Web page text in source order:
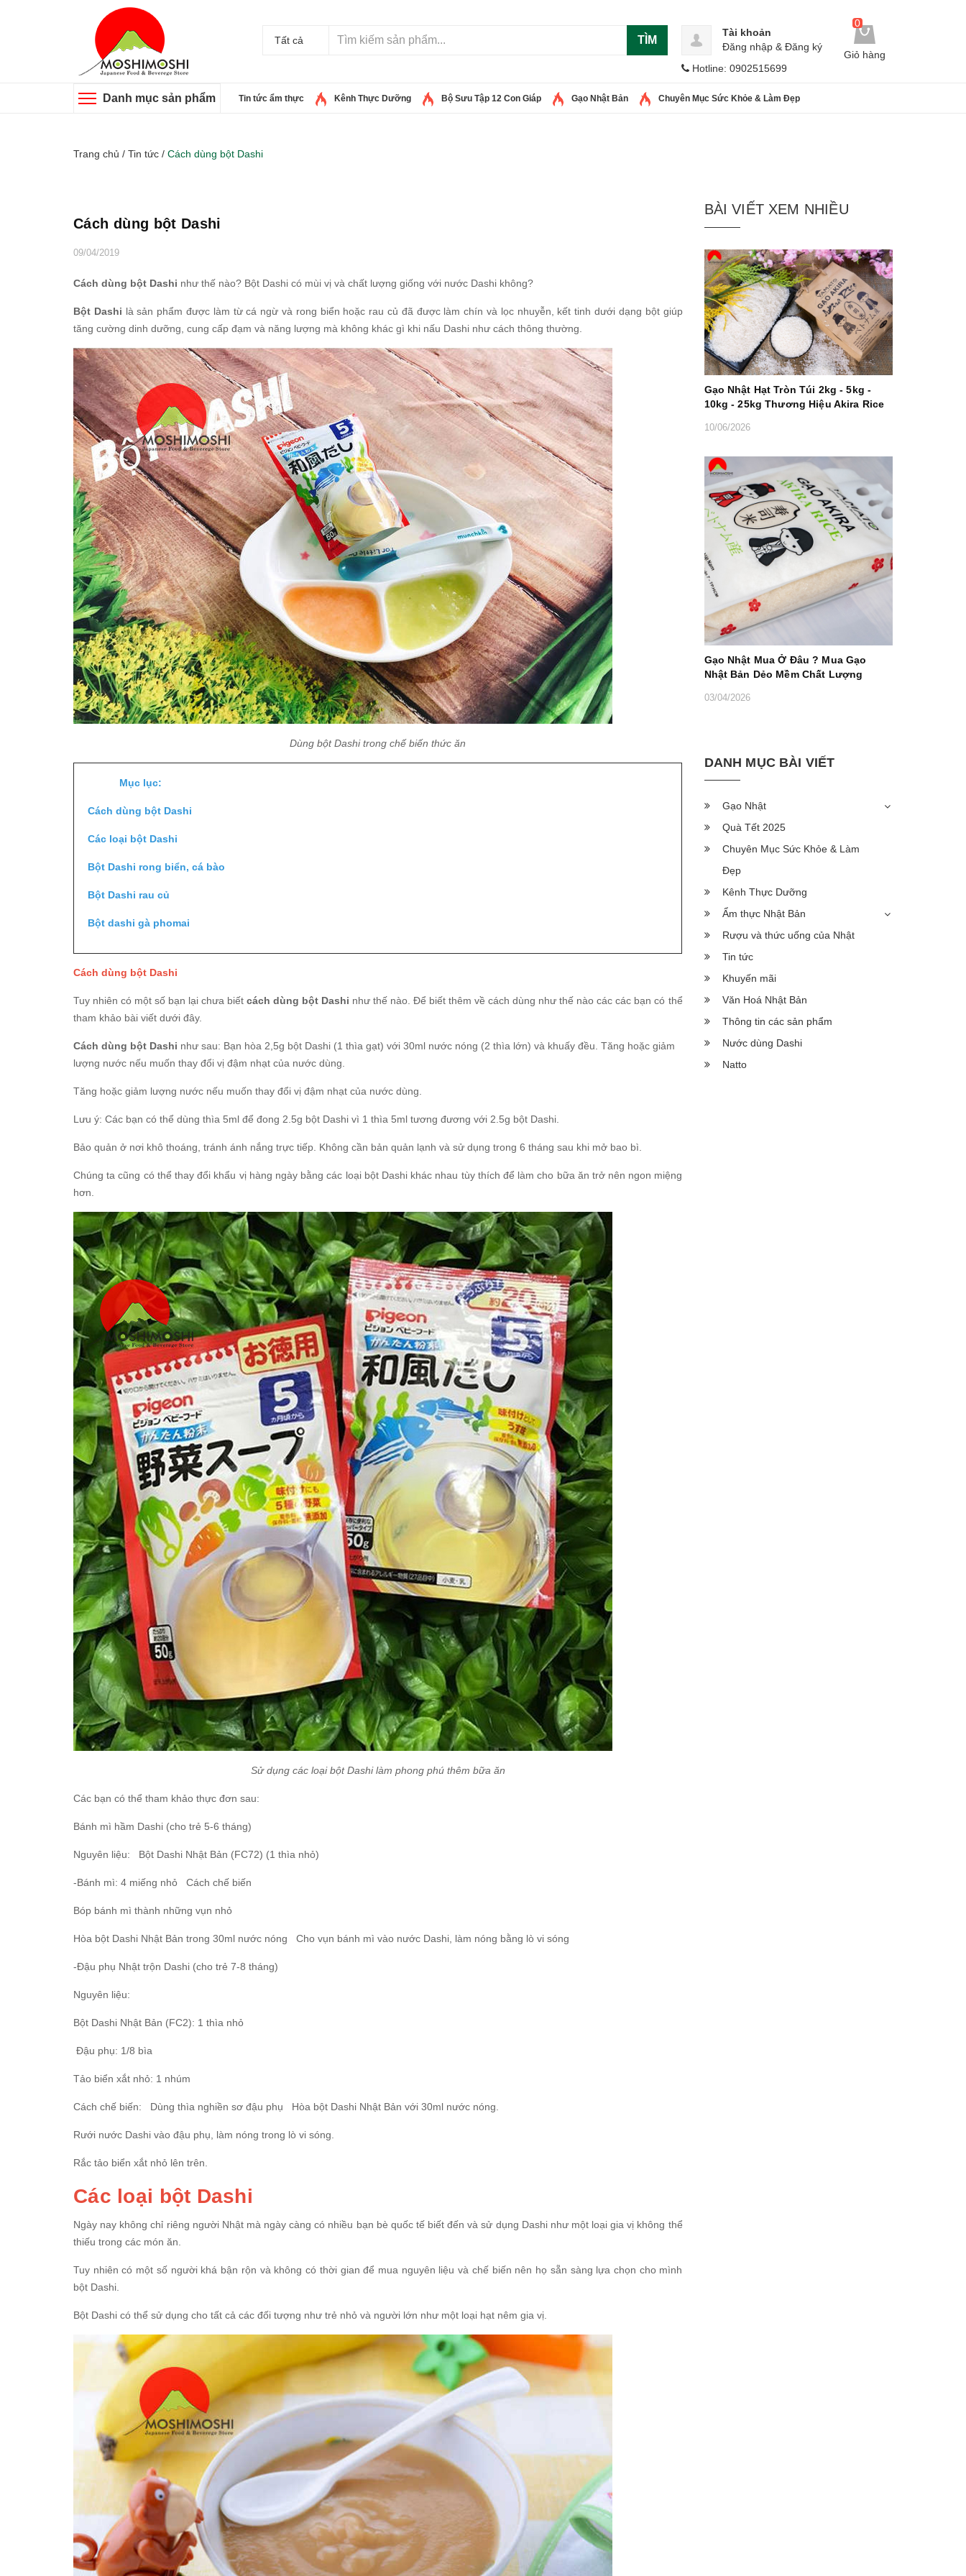
Tất cả TÌM
0
Giỏ hàng
Tài khoản
Đăng nhập & Đăng ký
Hotline: 0902515699
Danh mục sản phẩm Tin tức ẩm thực Kênh Thực Dưỡng Bộ Sưu Tập 12 Con Giáp Gạo Nhật Bản Chuyên Mục Sức Khỏe & Làm Đẹp
Trang chủ / Tin tức / Cách dùng bột Dashi
Cách dùng bột Dashi
09/04/2019
Cách dùng bột Dashi như thế nào? Bột Dashi có mùi vị và chất lượng giống với nước Dashi không?
Bột Dashi là sản phẩm được làm từ cá ngừ và rong biển hoặc rau củ đã được làm chín và lọc nhuyễn, kết tinh dưới dạng bột giúp
tăng cường dinh dưỡng, cung cấp đạm và năng lượng mà không khác gì khi nấu Dashi như cách thông thường.
Dùng bột Dashi trong chế biến thức ăn
Mục lục:
Cách dùng bột Dashi
Các loại bột Dashi
Bột Dashi rong biển, cá bào
Bột Dashi rau củ
Bột dashi gà phomai
Cách dùng bột Dashi
Tuy nhiên có một số bạn lại chưa biếtcách dùng bột Dashi như thế nào. Để biết thêm về cách dùng như thế nào các các bạn có thể
tham khảo bài viết dưới đây.
Cách dùng bột Dashi như sau: Bạn hòa 2,5g bột Dashi (1 thìa gạt) với 30ml nước nóng (2 thìa lớn) và khuấy đều. Tăng hoặc giảm
lượng nước nếu muốn thay đổi vị đậm nhạt của nước dùng.
Tăng hoặc giảm lượng nước nếu muốn thay đổi vị đậm nhạt của nước dùng.
Lưu ý: Các bạn có thể dùng thìa 5ml để đong 2.5g bột Dashi vì 1 thìa 5ml tương đương với 2.5g bột Dashi.
Bảo quản ở nơi khô thoáng, tránh ánh nắng trực tiếp. Không cần bản quản lạnh và sử dụng trong 6 tháng sau khi mở bao bì.
Chúng ta cũng có thể thay đổi khẩu vị hàng ngày bằng các loại bột Dashi khác nhau tùy thích để làm cho bữa ăn trở nên ngon miệng
hơn.
Sử dụng các loại bột Dashi làm phong phú thêm bữa ăn
Các bạn có thể tham khảo thực đơn sau:
Bánh mì hầm Dashi (cho trẻ 5-6 tháng)
Nguyên liệu: Bột Dashi Nhật Bản (FC72) (1 thìa nhỏ)
-Bánh mì: 4 miếng nhỏ Cách chế biến
Bóp bánh mì thành những vụn nhỏ
Hòa bột Dashi Nhật Bản trong 30ml nước nóng Cho vụn bánh mì vào nước Dashi, làm nóng bằng lò vi sóng
-Đậu phụ Nhật trộn Dashi (cho trẻ 7-8 tháng)
Nguyên liệu:
Bột Dashi Nhật Bản (FC2): 1 thìa nhỏ
Đậu phụ: 1/8 bìa
Tảo biển xắt nhỏ: 1 nhúm
Cách chế biến: Dùng thìa nghiền sơ đậu phụ Hòa bột Dashi Nhật Bản với 30ml nước nóng.
Rưới nước Dashi vào đậu phụ, làm nóng trong lò vi sóng.
Rắc tảo biển xắt nhỏ lên trên.
Các loại bột Dashi
Ngày nay không chỉ riêng người Nhật mà ngày càng có nhiều bạn bè quốc tế biết đến và sử dụng Dashi như một loại gia vị không thể
thiếu trong các món ăn.
Tuy nhiên có một số người khá bận rộn và không có thời gian để mua nguyên liệu và chế biến nên họ sẵn sàng lựa chọn cho mình
bột Dashi.
Bột Dashi có thể sử dụng cho tất cả các đối tượng như trẻ nhỏ và người lớn như một loại hạt nêm gia vị.
BÀI VIẾT XEM NHIỀU
Gạo Nhật Hạt Tròn Túi 2kg - 5kg -
10kg - 25kg Thương Hiệu Akira Rice
10/06/2026
Gạo Nhật Mua Ở Đâu ? Mua Gạo
Nhật Bản Dẻo Mềm Chất Lượng
03/04/2026
DANH MỤC BÀI VIẾT
Gạo Nhật
Quà Tết 2025
Chuyên Mục Sức Khỏe & Làm
Đẹp
Kênh Thực Dưỡng
Ẩm thực Nhật Bản
Rượu và thức uống của Nhật
Tin tức
Khuyến mãi
Văn Hoá Nhật Bản
Thông tin các sản phẩm
Nước dùng Dashi
Natto